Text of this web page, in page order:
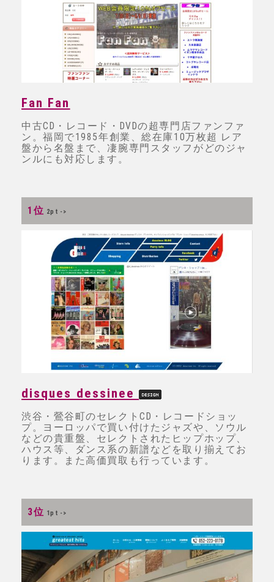
Fan Fan
中古CD・レコード・DVDの超専門店ファンファ
ン。福岡で1985年創業、総在庫10万枚超 レア
盤から名盤まで、凄腕専門スタッフがどのジャ
ンルにも対応します。
1位 2pt ->
disques dessinee
渋谷・鶯谷町のセレクトCD・レコードショッ
プ。ヨーロッパで買い付けたジャズや、ソウル
などの貴重盤、セレクトされたヒップホップ、
ハウス等、ダンス系の新譜などを取り揃えてお
ります。また高価買取も行っています。
3位 1pt ->